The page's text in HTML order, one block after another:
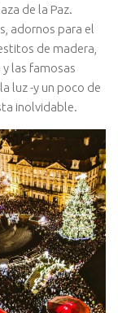
de la Paz.
adornos para el
de madera,
las famosas
luz -y un poco de
inolvidable.